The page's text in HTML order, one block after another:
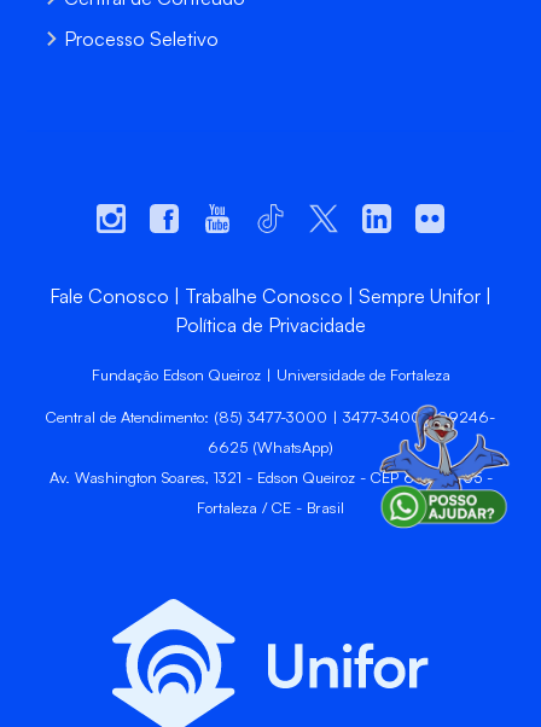
Processo Seletivo
Fale Conosco Trabalhe Conosco
Sempre Unifor
Política de Privacidade
Fundação Edson Queiroz | Universidade de Fortaleza
Central de Atendimento: (85) 3477-3000 | 3477-3400 | 99246-
6625 (WhatsApp)
Av. Washington Soares, 1321 - Edson Queiroz - CEP 60811-905 -
Fortaleza / CE - Brasil